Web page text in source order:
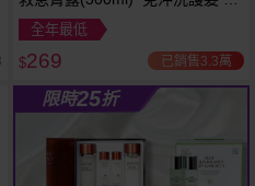
舒法克
全年最低
$269 已銷售3.3萬
限時25折